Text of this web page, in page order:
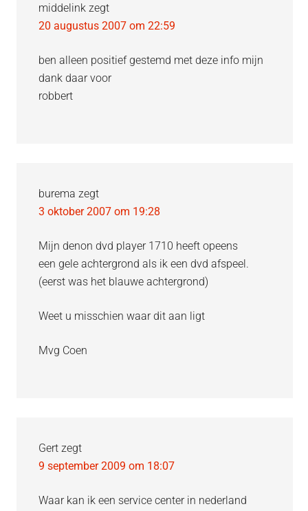
middelink zegt
20 augustus 2007 om 22:59
ben alleen positief gestemd met deze info mijn
dank daar voor
robbert
burema zegt
3 oktober 2007 om 19:28
Mijn denon dvd player 1710 heeft opeens
een gele achtergrond als ik een dvd afspeel.
(eerst was het blauwe achtergrond)
Weet u misschien waar dit aan ligt
Mvg Coen
Gert zegt
9 september 2009 om 18:07
Waar kan ik een service center in nederland